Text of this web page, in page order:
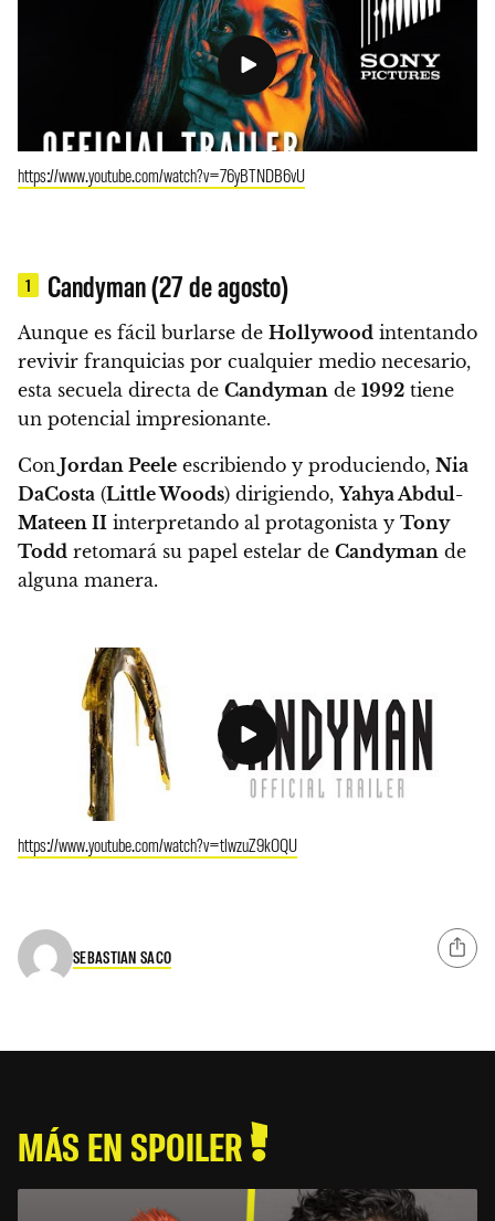
https://www.youtube.com/watch?v=76yBTNDB6vU
1 Candyman (27 de agosto)
Aunque es fácil burlarse de Hollywood intentando
revivir franquicias por cualquier medio necesario,
esta secuela directa de Candyman de 1992 tiene
un potencial impresionante.
Con Jordan Peele escribiendo y produciendo, Nia
DaCosta (Little Woods) dirigiendo,Yahya Abdul-
Mateen II interpretando al protagonista y Tony
Todd retomará su papel estelar de Candyman de
alguna manera.
https://www.youtube.com/watch?v=tlwzuZ9kOQU
SEBASTIAN SACO
MÁS EN SPOILER